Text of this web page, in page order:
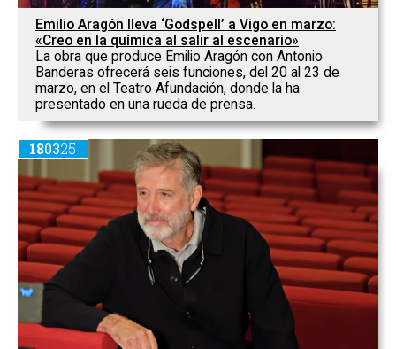
Emilio Aragón lleva ‘Godspell’ a Vigo en marzo:
«Creo en la química al salir al escenario»
La obra que produce Emilio Aragón con Antonio
Banderas ofrecerá seis funciones, del 20 al 23 de
marzo, en el Teatro Afundación, donde la ha
presentado en una rueda de prensa.
180325